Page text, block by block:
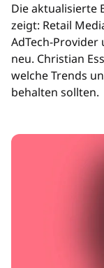
Die aktualisierte
zeigt: Retail
AdTech-
neu. Christian
welche Trends
behalten sollten.